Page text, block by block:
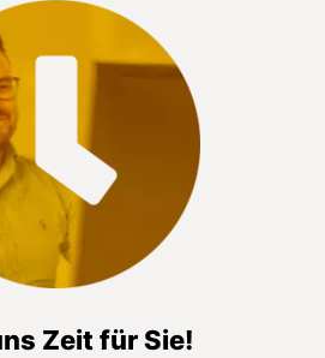
Zeit für Sie!